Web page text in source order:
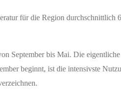
für die Region durchschnittlich
September bis Mai. Die
beginnt, ist die intensivste